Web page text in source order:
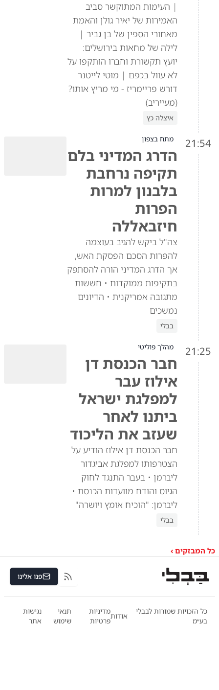
| העימות המתוקשר סביב
האמירות של יאיר גולן והאמת
מאחורי הספין של בן גביר |
לילה של מחאות בירושלים:
יועץ תקשורת וחברו הותקפו על
לא עוול בכפם | מוטי לייטנר
דורש פריימריז - מי מריץ אותו?
(מעייריב)
איצלה כץ
21:54 מתח בצפון
הדרג המדיני בלם
תקיפה נרחבת
בלבנון למרות
הפרות
חיזבאללה
צה"ל ביקש להגיב בעוצמה
להפרות הסכם הפסקת האש,
אך הדרג המדיני הורה להסתפק
בתקיפות ממוקדות • חששות
מתגובה אמריקנית • הדיונים
נמשכים
בבלי
21:25 מהלך פוליטי
חבר הכנסת דן
אילוז עבר
למפלגת ישראל
ביתנו לאחר
שעזב את הליכוד
חבר הכנסת דן אילוז הודיע על
הצטרפותו למפלגת אביגדור
ליברמן • בעבר התנגד לחוק
הגיוס והודח מוועדות הכנסת •
ליברמן: "הוכיח אומץ ויושרה"
בבלי
כל המבזקים ›
RSS פנו אלינו
כל הזכויות שמורות לבבלי
בע״מ
אודות
מדיניות
פרטיות
תנאי
שימוש
נגישות
אתר